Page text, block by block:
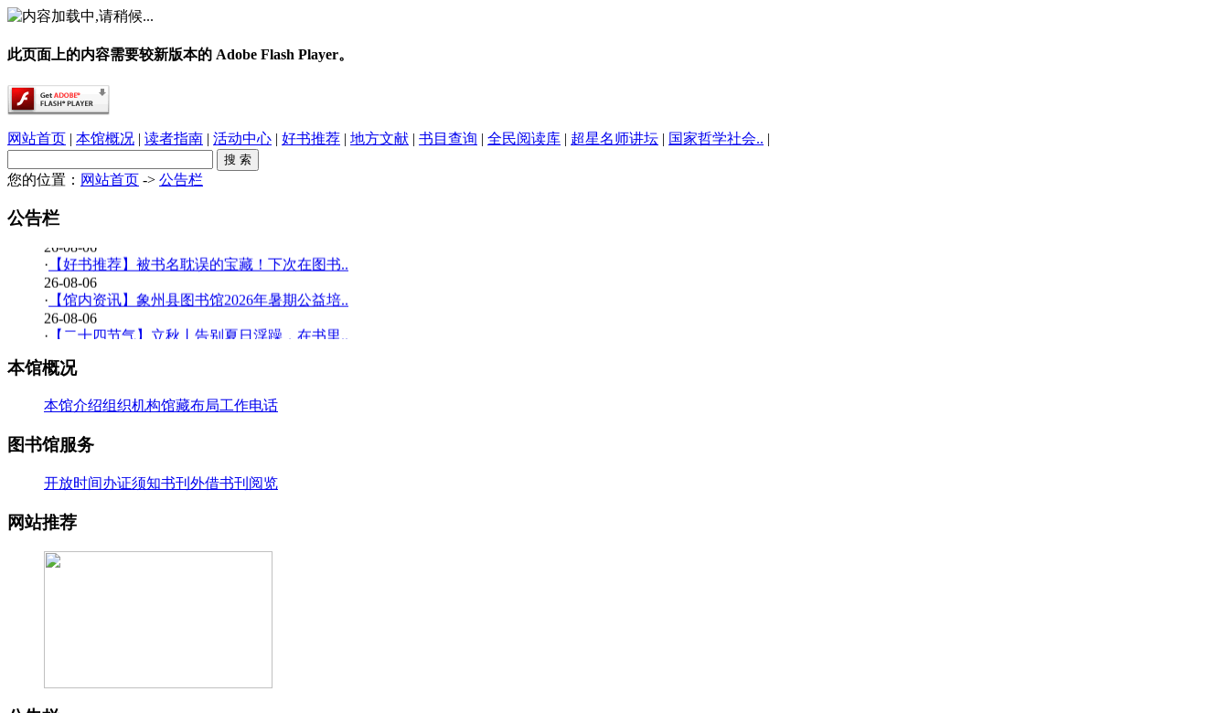
此页面上的内容需要较新版本的 Adobe Flash Player。
网站首页 | 本馆概况 | 读者指南 | 活动中心 | 好书推荐 | 地方文献 | 书目查询 | 全民阅读库 | 超星名师讲坛 | 国家哲学社会.. |
您的位置： 网站首页 -> 公告栏
公告栏
·春雨润乡土，书香伴童行——象州县文化广电..
26-08-06
·【少儿多媒体图书馆】背了八百遍《出师表》..
26-08-06
· 【好书推荐】被书名耽误的宝藏！下次在图书..
26-08-06
· 【馆内资讯】象州县图书馆2026年暑期公益培..
26-08-06
· 【二十四节气】立秋丨告别夏日浮躁，在书里..
·【少儿多媒体图书馆】边画边学！超有趣的少..
·【暑期公益培训班】象州县图书馆2026年暑期..
·【好书推荐】大暑天容易犯困？这些“烧脑”..
26-07-20
·【共读八桂-乡音童韵】广西桂林图书馆“共读..
26-07-20
·【二十四节气】大暑-_-大暑至-夏更浓
26-07-20
本馆概况
本馆介绍组织机构馆藏布局工作电话
图书馆服务
开放时间办证须知书刊外借书刊阅览
网站推荐